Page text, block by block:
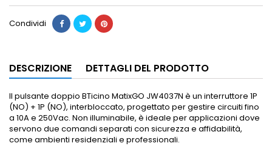
Condividi
DESCRIZIONE DETTAGLI DEL PRODOTTO
Il pulsante doppio BTicino MatixGO JW4037N è un interruttore 1P
(NO) + 1P (NO), interbloccato, progettato per gestire circuiti fino
a 10A e 250Vac. Non illuminabile, è ideale per applicazioni dove
servono due comandi separati con sicurezza e affidabilità,
come ambienti residenziali e professionali.